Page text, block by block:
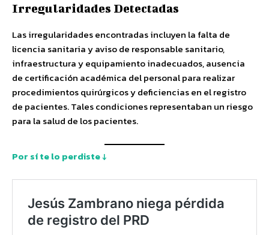
Irregularidades Detectadas
Las irregularidades encontradas incluyen la falta de
licencia sanitaria y aviso de responsable sanitario,
infraestructura y equipamiento inadecuados, ausencia
de certificación académica del personal para realizar
procedimientos quirúrgicos y deficiencias en el registro
de pacientes. Tales condiciones representaban un riesgo
para la salud de los pacientes.
Por sí te lo perdiste ↓